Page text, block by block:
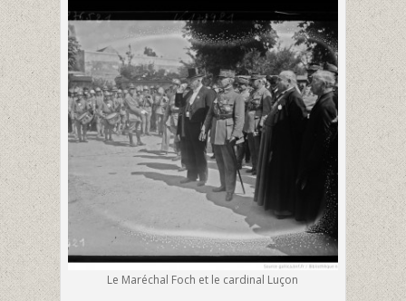
Le Maréchal Foch et le cardinal Luçon